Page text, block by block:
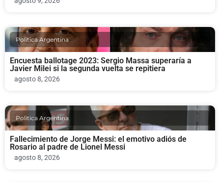
Politica Argentina
Encuesta ballotage 2023: Sergio Massa superaría a
Javier Milei si la segunda vuelta se repitiera
agosto 8, 2026
Politica Argentina
Fallecimiento de Jorge Messi: el emotivo adiós de
Rosario al padre de Lionel Messi
agosto 8, 2026